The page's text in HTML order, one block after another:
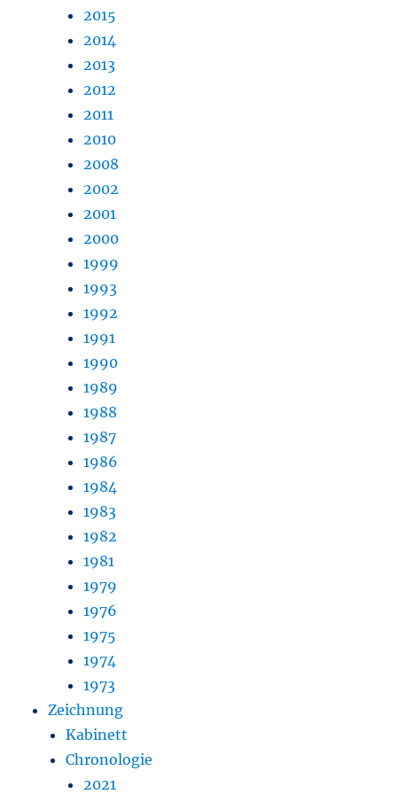
2015
2014
2013
2012
2011
2010
2008
2002
2001
2000
1999
1993
1992
1991
1990
1989
1988
1987
1986
1984
1983
1982
1981
1979
1976
1975
1974
1973
Zeichnung
Kabinett
Chronologie
2021